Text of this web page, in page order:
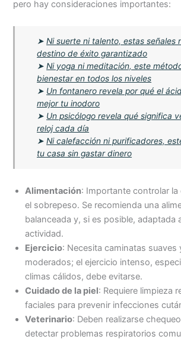
pero hay consideraciones importantes:
➤Ni suerte ni talento, estas señales
destino de éxito garantizado
➤Ni yoga ni meditación, este
bienestar en todos los niveles
➤ Un fontanero revela por qué el
mejor tu inodoro
➤ Un psicólogo revela qué significa
reloj cada día
➤Ni calefacción ni purificadores,
tu casa sin gastar dinero
Alimentación: Importante controlar la
el sobrepeso. Se recomienda una
balanceada y, si es posible, adaptada
actividad.
Ejercicio: Necesita caminatas suaves
moderados; el ejercicio intenso,
climas cálidos, debe evitarse.
Cuidado de la piel: Requiere limpieza
faciales para prevenir infecciones
Veterinario: Deben realizarse
detectar problemas respiratorios